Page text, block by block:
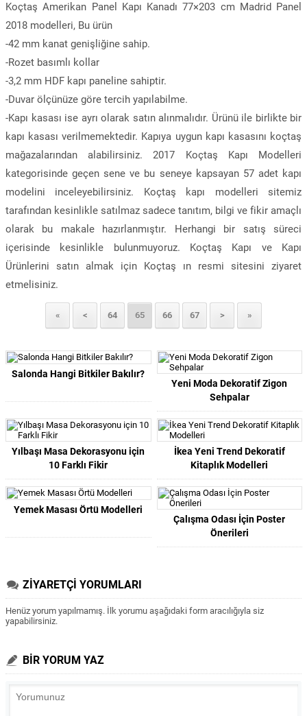
Koçtaş Amerikan Panel Kapı Kanadı 77×203 cm Madrid Panel
2018 modelleri, Bu ürün
-42 mm kanat genişliğine sahip.
-Rozet basımlı kollar
-3,2 mm HDF kapı paneline sahiptir.
-Duvar ölçünüze göre tercih yapılabilme.
-Kapı kasası ise ayrı olarak satın alınmalıdır. Ürünü ile birlikte bir
kapı kasası verilmemektedir. Kapıya uygun kapı kasasını koçtaş
mağazalarından alabilirsiniz. 2017 Koçtaş Kapı Modelleri
kategorisinde geçen sene ve bu seneye kapsayan 57 adet kapı
modelini inceleyebilirsiniz. Koçtaş kapı modelleri sitemiz
tarafından kesinlikle satılmaz sadece tanıtım, bilgi ve fikir amaçlı
olarak bu makale hazırlanmıştır. Herhangi bir satış süreci
içerisinde kesinlikle bulunmuyoruz. Koçtaş Kapı ve Kapı
Ürünlerini satın almak için Koçtaş ın resmi sitesini ziyaret
etmelisiniz.
« < 64 65 66 67 > »
Salonda Hangi Bitkiler Bakılır?
Yeni Moda Dekoratif Zigon
Sehpalar
Yılbaşı Masa Dekorasyonu için
10 Farklı Fikir
İkea Yeni Trend Dekoratif
Kitaplık Modelleri
Yemek Masası Örtü Modelleri
Çalışma Odası İçin Poster
Önerileri
ZİYARETÇİ YORUMLARI
Henüz yorum yapılmamış. İlk yorumu aşağıdaki form aracılığıyla siz
yapabilirsiniz.
BİR YORUM YAZ